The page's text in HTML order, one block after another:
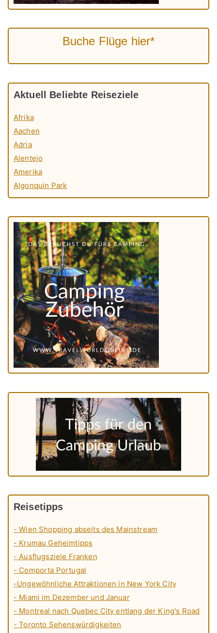
Buche Flüge hier*
Aktuell Beliebte Reiseziele
Afrika
Aachen
Adria
Alentejo
Amerika
Algonquin Park
Reisetipps
- Wien Shopping abseits des Mainstream
- Krumau Geheimtipps
- Ausflugsziele Franken
- Comporta Portugal
-Ungewöhnliche Attraktionen in New York City
- Miami im Dezember und Januar
- Montreal nach Quebec City entlang der King's Road
- Toronto Sehenswürdigkeiten